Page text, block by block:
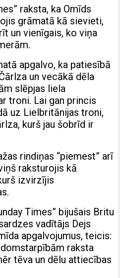
raksta, ka Omīds
grāmatā kā sievieti,
un vienīgais, ko viņa
apgalvo, ka patiesībā
un vecākā dēla
slēpjas liela
troni. Lai gan princis
uz Lielbritānijas troni,
kurš jau šobrīd ir
rindiņas “piemest” arī
raksturojis kā
izvirzījis
Times” bijušais Britu
vadītājs Dejs
apgalvojumus, teicis:
raksta
tēva un dēlu attiecības